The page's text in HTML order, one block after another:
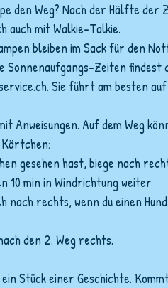
den Weg? Nach der Hälfte
auch mit Walkie-Talkie.
bleiben im Sack für den
Sonnenaufgangs-Zeiten
Sie führt am besten auf
Anweisungen. Auf dem Weg
gesehen hast, biege nach
10 min in Windrichtung weiter
nach rechts, wenn du einen
den 2. Weg rechts.
Stück einer Geschichte.